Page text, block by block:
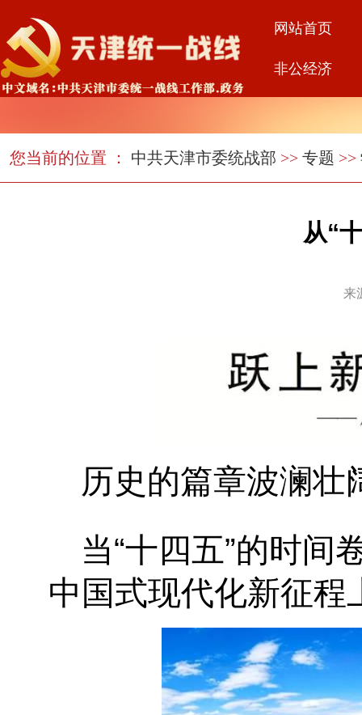
网站首页
非公经济
您当前的位置 ： 中共天津市委统战部 >> 专题 >>
从“
来
历史的篇章波澜壮
当“十四五”的时间
中国式现代化新征程